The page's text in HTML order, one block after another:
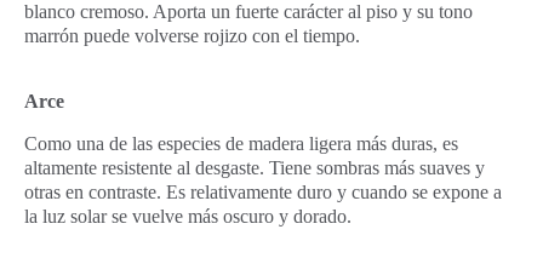
blanco cremoso. Aporta un fuerte carácter al piso y su tono
marrón puede volverse rojizo con el tiempo.
Arce
Como una de las especies de madera ligera más duras, es
altamente resistente al desgaste. Tiene sombras más suaves y
otras en contraste. Es relativamente duro y cuando se expone a
la luz solar se vuelve más oscuro y dorado.